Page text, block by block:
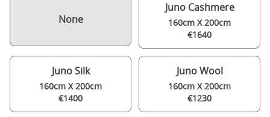
None
Juno Cashmere
160cm X 200cm
€1640
Juno Silk
160cm X 200cm
€1400
Juno Wool
160cm X 200cm
€1230